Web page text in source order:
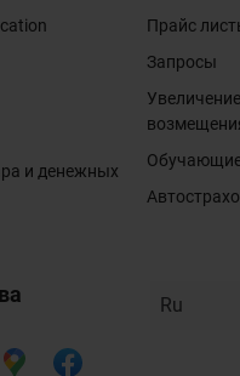
и денежных
Прайс
Запросы